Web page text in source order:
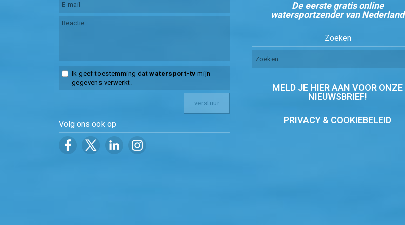
Ik geef toestemming datwatersport-tv mijn
gegevens verwerkt.
Volg ons ook op
De eerste gratis online
watersportzender van Nederland
Zoeken
MELD JE HIER AAN VOOR ONZE
NIEUWSBRIEF!
PRIVACY & COOKIEBELEID